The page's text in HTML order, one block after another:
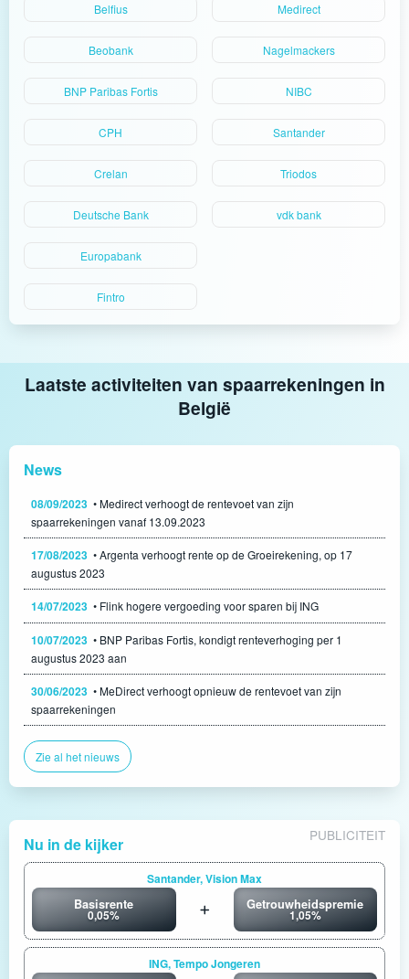
Belfius
Beobank
BNP Paribas Fortis
CPH
Crelan
Deutsche Bank
Europabank
Fintro
Medirect
Nagelmackers
NIBC
Santander
Triodos
vdk bank
Laatste activiteiten van spaarrekeningen in
België
News
08/09/2023 • Medirect verhoogt de rentevoet van zijn
spaarrekeningen vanaf 13.09.2023
17/08/2023 • Argenta verhoogt rente op de Groeirekening, op 17
augustus 2023
14/07/2023 • Flink hogere vergoeding voor sparen bij ING
10/07/2023 • BNP Paribas Fortis, kondigt renteverhoging per 1
augustus 2023 aan
30/06/2023 • MeDirect verhoogt opnieuw de rentevoet van zijn
spaarrekeningen
Zie al het nieuws
Nu in de kijker PUBLICITEIT
Santander, Vision Max
Basisrente
0,05%
Getrouwheidspremie
1,05%
ING, Tempo Jongeren